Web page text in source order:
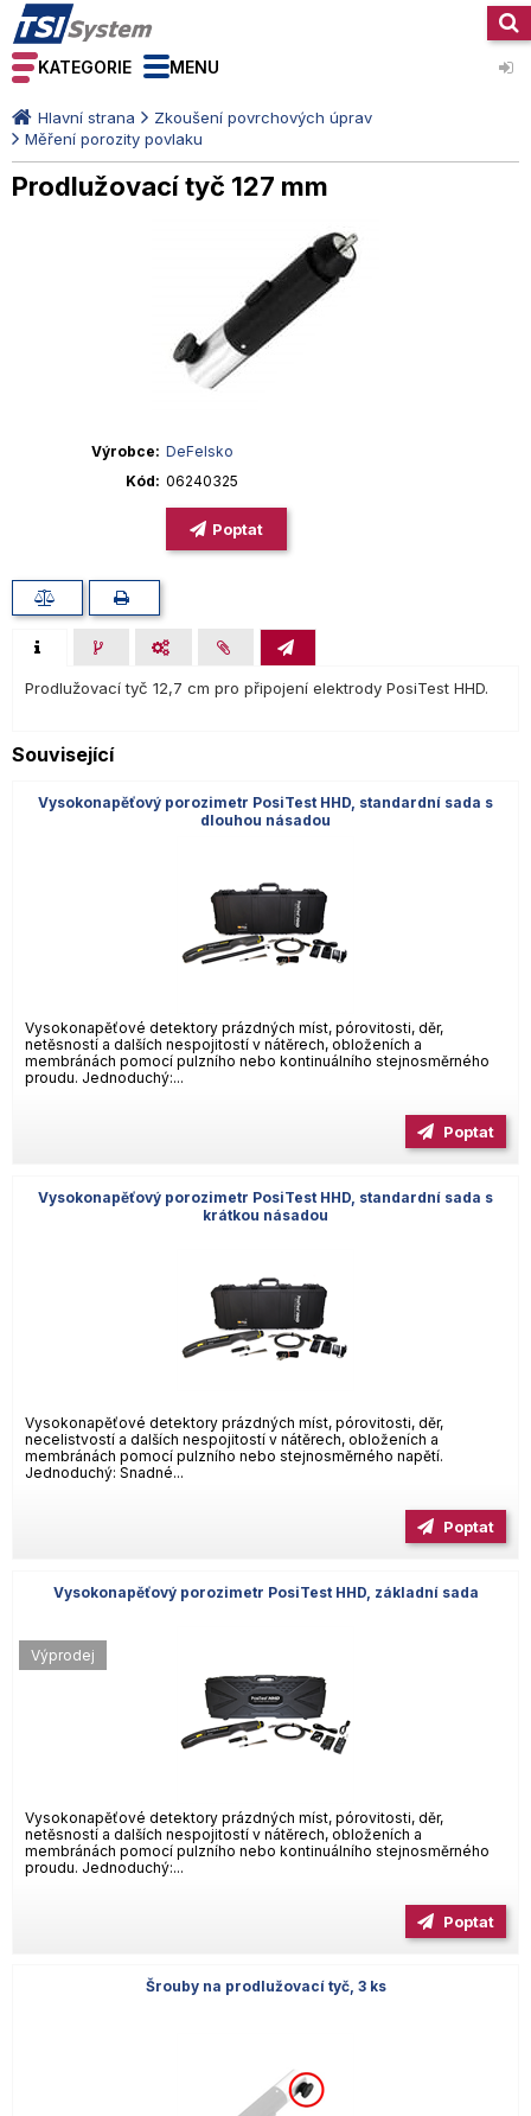
KATEGORIE MENU
Hlavní strana
Zkoušení povrchových úprav
Měření porozity povlaku
Prodlužovací tyč 127 mm
Výrobce
DeFelsko
Kód
06240325
Poptat
Prodlužovací tyč 12,7 cm pro připojení elektrody PosiTest HHD.
Související
Vysokonapěťový porozimetr PosiTest HHD, standardní sada s
dlouhou násadou
Vysokonapěťové detektory prázdných míst, pórovitosti, děr,
netěsností a dalších nespojitostí v nátěrech, obloženích a
membránách pomocí pulzního nebo kontinuálního stejnosměrného
proudu. Jednoduchý:...
Poptat
Vysokonapěťový porozimetr PosiTest HHD, standardní sada s
krátkou násadou
Vysokonapěťové detektory prázdných míst, pórovitosti, děr,
necelistvostí a dalších nespojitostí v nátěrech, obloženích a
membránách pomocí pulzního nebo stejnosměrného napětí.
Jednoduchý: Snadné...
Poptat
Vysokonapěťový porozimetr PosiTest HHD, základní sada
Vysokonapěťové detektory prázdných míst, pórovitosti, děr,
netěsností a dalších nespojitostí v nátěrech, obloženích a
membránách pomocí pulzního nebo kontinuálního stejnosměrného
proudu. Jednoduchý:...
Výprodej
Poptat
Šrouby na prodlužovací tyč, 3 ks